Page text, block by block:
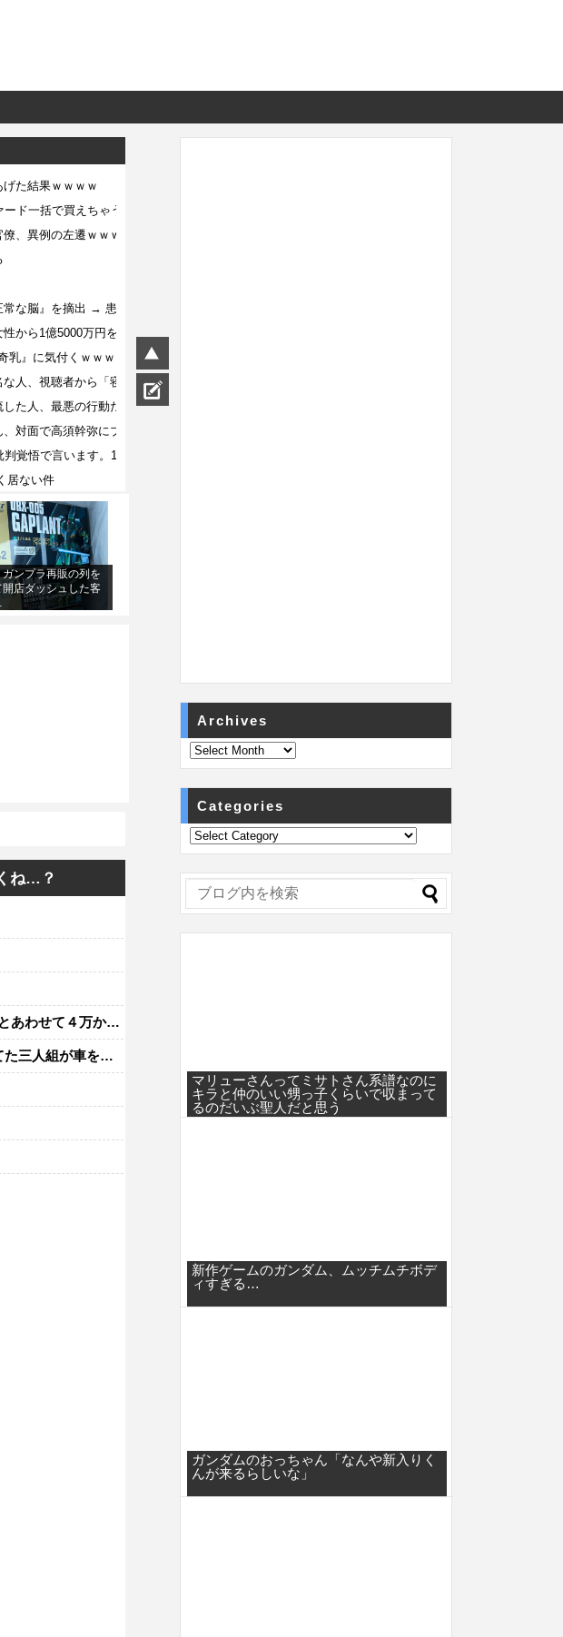
ガンプラ再販の列を
開店ダッシュした客
ね…？
あわせて４万か…
逃走ｗｗｗｗｗｗ
Archives
Categories
マリューさんってミサトさん系譜なのに
キラと仲のいい甥っ子くらいで収まって
るのだいぶ聖人だと思う
新作ゲームのガンダム、ムッチムチボデ
ィすぎる…
ガンダムのおっちゃん「なんや新入りく
んが来るらしいな」